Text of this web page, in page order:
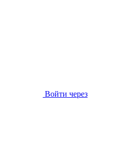
Войти через